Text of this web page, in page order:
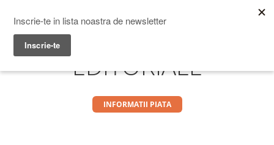
Menu
Prime Transaction
EDITORIALE
INFORMATII PIATA